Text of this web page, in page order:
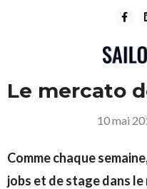
Le mercato
10 mai
Comme chaque
jobs et de stage dans